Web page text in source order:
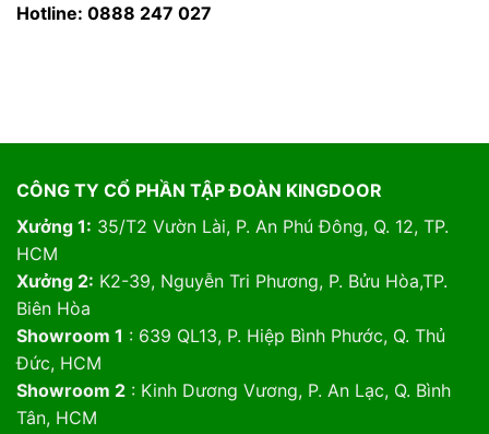
Hotline: 0888 247 027
CÔNG TY CỔ PHẦN TẬP ĐOÀN KINGDOOR
Xưởng 1: 35/T2 Vườn Lài, P. An Phú Đông, Q. 12, TP.
HCM
Xưởng 2: K2-39, Nguyễn Tri Phương, P. Bửu Hòa,TP.
Biên Hòa
Showroom 1 : 639 QL13, P. Hiệp Bình Phước, Q. Thủ
Đức, HCM
Showroom 2: Kinh Dương Vương, P. An Lạc, Q. Bình
Tân, HCM